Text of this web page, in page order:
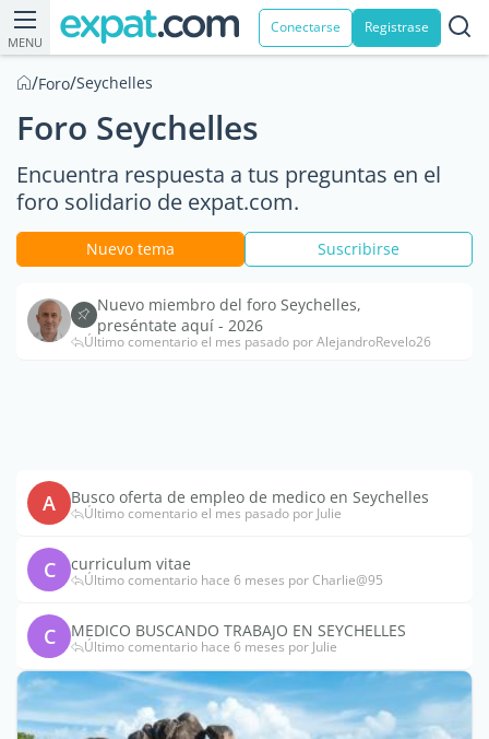
MENU
Conectarse Registrase
/Foro/Seychelles
Foro Seychelles
Encuentra respuesta a tus preguntas en el
foro solidario de expat.com.
Nuevo tema Suscribirse
Nuevo miembro del foro Seychelles,
preséntate aquí - 2026
Último comentario el mes pasado por AlejandroRevelo26
A Busco oferta de empleo de medico en Seychelles
Último comentario el mes pasado por Julie
C curriculum vitae
Último comentario hace 6 meses por Charlie@95
C MEDICO BUSCANDO TRABAJO EN SEYCHELLES
Último comentario hace 6 meses por Julie